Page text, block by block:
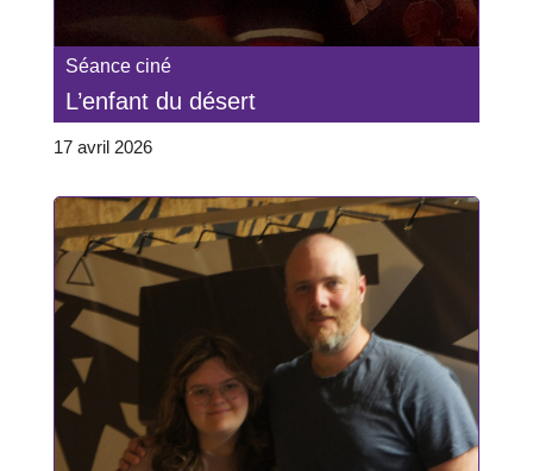
Séance ciné
L’enfant du désert
17 avril 2026